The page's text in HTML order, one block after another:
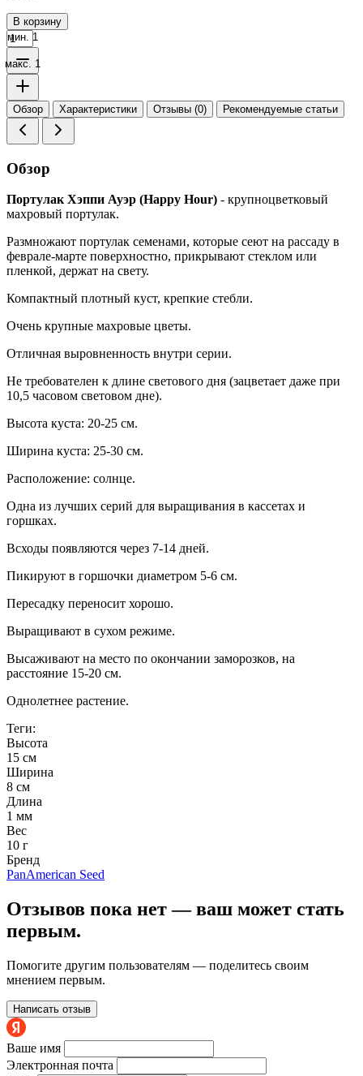
В корзину
мин. 1
макс. 1
Обзор Характеристики Отзывы (0) Рекомендуемые статьи
Обзор
Портулак Хэппи Ауэр (Happy Hour) - крупноцветковый
махровый портулак.
Размножают портулак семенами, которые сеют на рассаду в
феврале-марте поверхностно, прикрывают стеклом или
пленкой, держат на свету.
Компактный плотный куст, крепкие стебли.
Очень крупные махровые цветы.
Отличная выровненность внутри серии.
Не требователен к длине светового дня (зацветает даже при
10,5 часовом световом дне).
Высота куста: 20-25 см.
Ширина куста: 25-30 см.
Расположение: солнце.
Одна из лучших серий для выращивания в кассетах и
горшках.
Всходы появляются через 7-14 дней.
Пикируют в горшочки диаметром 5-6 см.
Пересадку переносит хорошо.
Выращивают в сухом режиме.
Высаживают на место по окончании заморозков, на
расстояние 15-20 см.
Однолетнее растение.
Теги:
Высота
15 см
Ширина
8 см
Длина
1 мм
Вес
10 г
Бренд
PanAmerican Seed
Отзывов пока нет — ваш может стать
первым.
Помогите другим пользователям — поделитесь своим
мнением первым.
Написать отзыв
Ваше имя
Электронная почта